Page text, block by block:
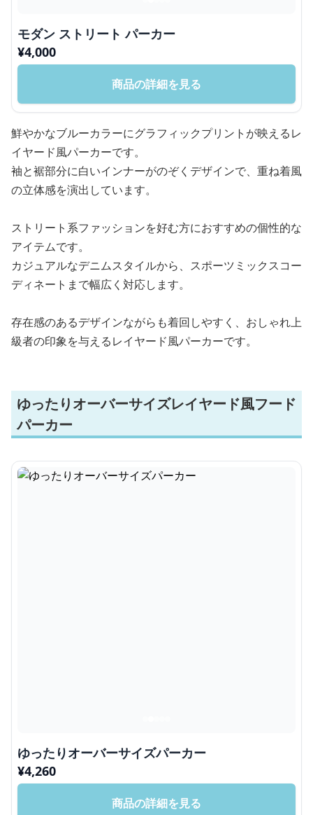
モダン ストリート パーカー
¥4,000
商品の詳細を見る
鮮やかなブルーカラーにグラフィックプリントが映えるレ
イヤード風パーカーです。
袖と裾部分に白いインナーがのぞくデザインで、重ね着風
の立体感を演出しています。
ストリート系ファッションを好む方におすすめの個性的な
アイテムです。
カジュアルなデニムスタイルから、スポーツミックスコー
ディネートまで幅広く対応します。
存在感のあるデザインながらも着回しやすく、おしゃれ上
級者の印象を与えるレイヤード風パーカーです。
ゆったりオーバーサイズレイヤード風フード
パーカー
ゆったりオーバーサイズパーカー
¥4,260
商品の詳細を見る